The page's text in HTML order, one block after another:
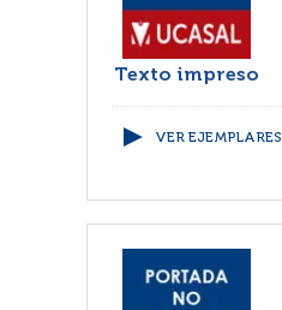
Texto impreso
VER EJEMPLARES